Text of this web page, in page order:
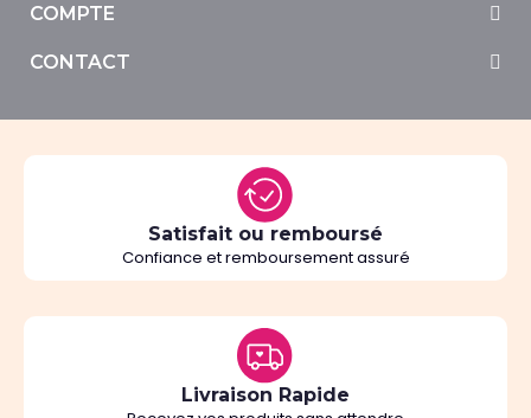
COMPTE
CONTACT
Satisfait ou remboursé
Confiance et remboursement assuré
Livraison Rapide